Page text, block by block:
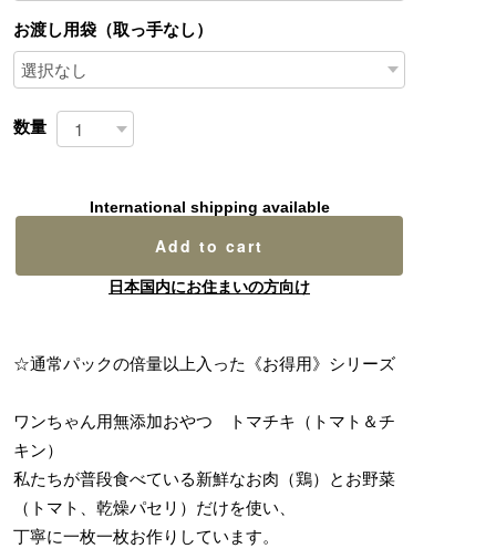
お渡し用袋（取っ手なし）
数量
International shipping available
Add to cart
日本国内にお住まいの方向け
☆通常パックの倍量以上入った《お得用》シリーズ
ワンちゃん用無添加おやつ トマチキ（トマト＆チ
キン）
私たちが普段食べている新鮮なお肉（鶏）とお野菜
（トマト、乾燥パセリ）だけを使い、
丁寧に一枚一枚お作りしています。